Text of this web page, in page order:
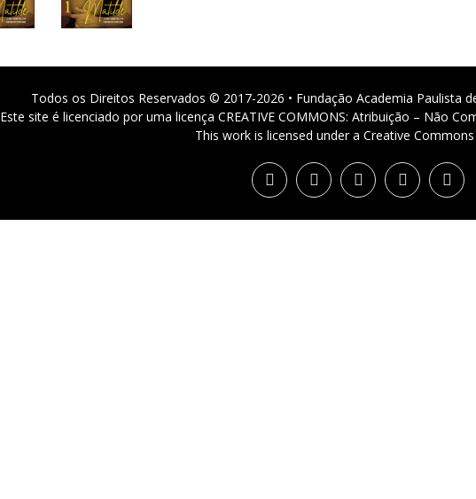
Todos os Direitos Reservados © 2017-2026 • Fundação Academia Paulista
Este site é licenciado por uma licença CREATIVE COMMONS: Atribuição – Não
This work is licensed under a Creative